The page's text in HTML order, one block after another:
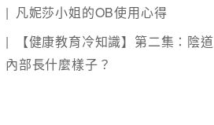
凡妮莎小姐的OB使用心得
【健康教育冷知識】第二集：陰道
內部長什麼樣子？